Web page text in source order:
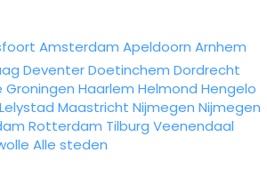
Amsterdam Apeldoorn Arnhem
DeventerDoetinchem Dordrecht
Groningen Haarlem Helmond Hengelo
Lelystad Maastricht Nijmegen Nijmegen
Rotterdam Tilburg Veenendaal
Alle steden